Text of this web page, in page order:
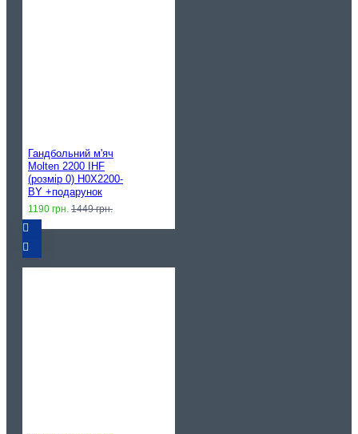
Гандбольний м'яч
Molten 2200 IHF
(розмір 0) H0X2200-
BY +подарунок
1190 грн. 1449 грн.